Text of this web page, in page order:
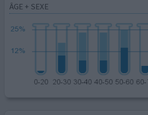
ÂGE + SEXE